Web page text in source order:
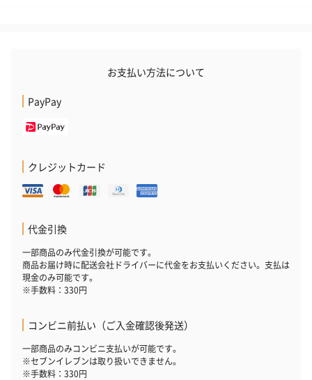
愛らしいぬいぐるみを同梱してお届けします。
フラワーテディベア
（2,390円）
テディベア（バニラ）
（1,760円）
ル）（1,760円
紅茶・コーヒー・スイーツ
紅茶・コーヒー・スイーツを同梱してお届けいたします。ギフト
への＋αにおすすめです。
お支払い方法について
PayPay
クレジットカード
代金引換
一部商品のみ代金引換が可能です。
商品お届け時に配送会社ドライバーに代金をお支払いください。支払は
現金のみ可能です。
※手数料：330円
コンビニ前払い（ご入金確認後発送）
一部商品のみコンビニ支払いが可能です。
※セブンイレブンは取り扱いできません。
※手数料：330円